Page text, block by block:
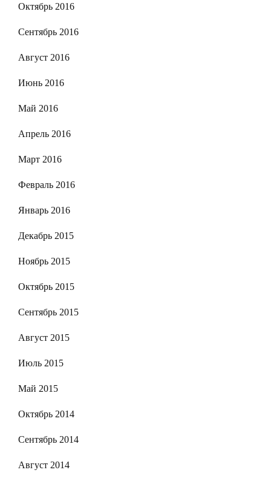
Октябрь 2016
Сентябрь 2016
Август 2016
Июнь 2016
Май 2016
Апрель 2016
Март 2016
Февраль 2016
Январь 2016
Декабрь 2015
Ноябрь 2015
Октябрь 2015
Сентябрь 2015
Август 2015
Июль 2015
Май 2015
Октябрь 2014
Сентябрь 2014
Август 2014